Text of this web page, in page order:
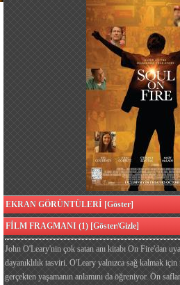
EKRAN GÖRÜNTÜLERİ [Göster]
FİLM FRAGMANI (1) [Göster/Gizle]
John O'Leary'nin çok satan anı kitabı On Fire'dan
dayanıklılık tasviri. O'Leary yalnızca sağ kalmak
gerçekten yaşamanın anlamını da öğreniyor. Ön